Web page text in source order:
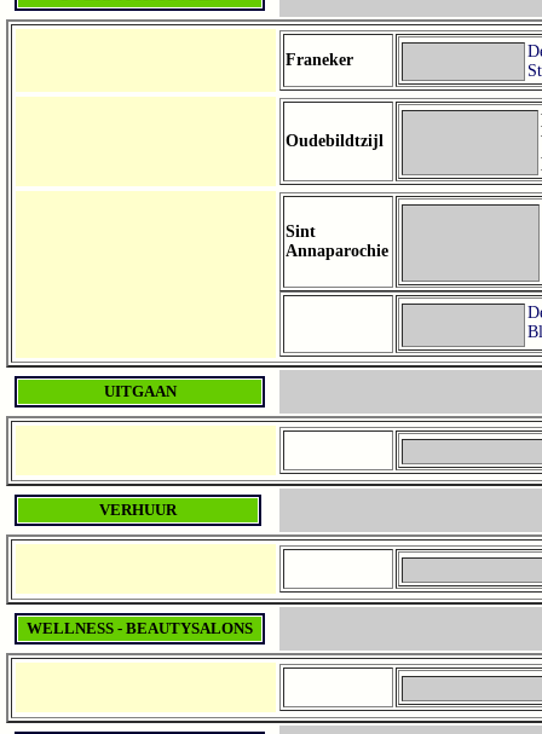
Franeker
Oudebildtzijl
Sint
Annaparochie
UITGAAN
VERHUUR
WELLNESS - BEAUTYSALONS